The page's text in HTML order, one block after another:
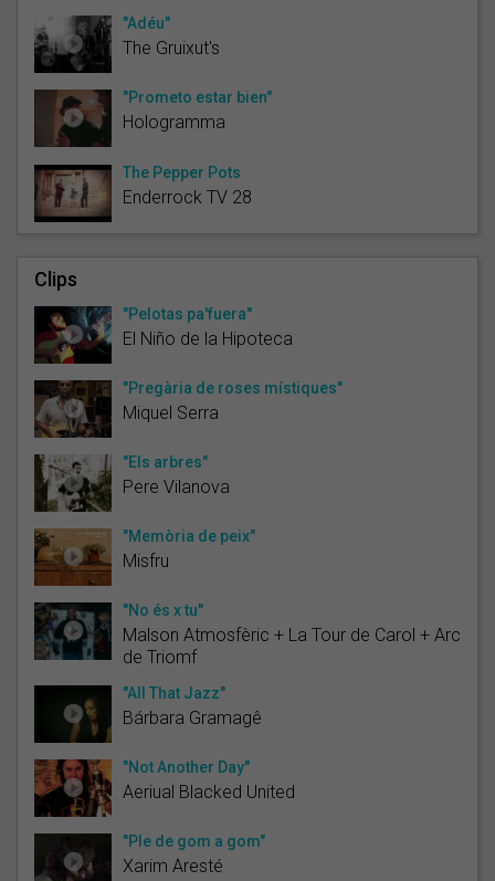
"Adéu"
The Gruixut's
"Prometo estar bien"
Hologramma
The Pepper Pots
Enderrock TV 28
Clips
"Pelotas pa'fuera"
El Niño de la Hipoteca
"Pregària de roses místiques"
Miquel Serra
"Els arbres"
Pere Vilanova
"Memòria de peix"
Misfru
"No és x tu"
Malson Atmosfèric + La Tour de Carol + Arc
de Triomf
"All That Jazz"
Bárbara Gramagê
"Not Another Day"
Aeriual Blacked United
"Ple de gom a gom"
Xarim Aresté